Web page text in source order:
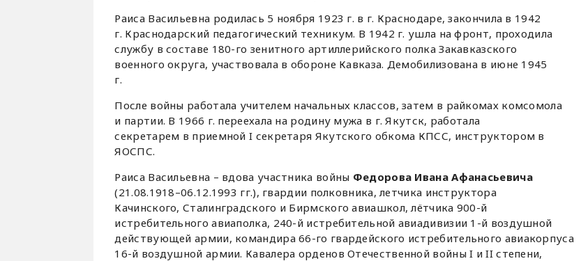
Раиса Васильевна родилась 5 ноября 1923 г. в г. Краснодаре, закончила в 1942
г. Краснодарский педагогический техникум. В 1942 г. ушла на фронт, проходила
службу в составе 180-го зенитного артиллерийского полка Закавказского
военного округа, участвовала в обороне Кавказа. Демобилизована в июне 1945
г.
После войны работала учителем начальных классов, затем в райкомах комсомола
и партии. В 1966 г. переехала на родину мужа в г. Якутск, работала
секретарем в приемной I секретаря Якутского обкома КПСС, инструктором в
ЯОСПС.
Раиса Васильевна – вдова участника войны Федорова Ивана Афанасьевича
(21.08.1918–06.12.1993 гг.), гвардии полковника, летчика инструктора
Качинского, Сталинградского и Бирмского авиашкол, лётчика 900-й
истребительного авиаполка, 240-й истребительной авиадивизии 1-й воздушной
действующей армии, командира 66-го гвардейского истребительного авиакорпуса
16-й воздушной армии. Кавалера орденов Отечественной войны I и II степени,